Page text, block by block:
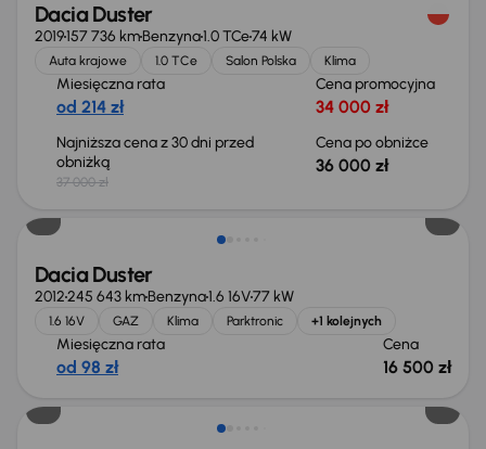
Dacia Duster
2019157 736 kmBenzyna1.0 TCe74 kW
Auta krajowe 1.0 TCe Salon Polska Klima
Miesięczna rata
od 214 zł
Cena promocyjna
34 000 zł
Najniższa cena z 30 dni przed
obniżką
37 000 zł
Cena po obniżce
36 000 zł
Dacia Duster
2012245 643 kmBenzyna1.6 16V77 kW
1.6 16V GAZ Klima Parktronic +1 kolejnych
Miesięczna rata
od 98 zł
Cena
16 500 zł